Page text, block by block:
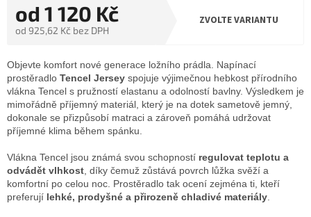
od 1 120 Kč
od 925,62 Kč bez DPH
ZVOLTE VARIANTU
Objevte komfort nové generace ložního prádla. Napínací
prostěradlo Tencel Jersey spojuje výjimečnou hebkost přírodního
vlákna Tencel s pružností elastanu a odolností bavlny. Výsledkem je
mimořádně příjemný materiál, který je na dotek sametově jemný,
dokonale se přizpůsobí matraci a zároveň pomáhá udržovat
příjemné klima během spánku.
Vlákna Tencel jsou známá svou schopností regulovat teplotu a
odvádět vlhkost, díky čemuž zůstává povrch lůžka svěží a
komfortní po celou noc. Prostěradlo tak ocení zejména ti, kteří
preferují lehké, prodyšné a přirozeně chladivé materiály.